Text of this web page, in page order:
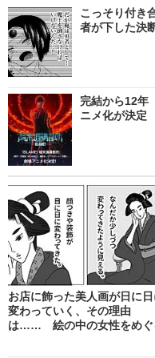
こっそり付き
者が下した決
完結から12
ニメ化が決定
お店に飾った美人画が日に日
変わっていく、その理由
は…… 絵の中の女性をめぐ